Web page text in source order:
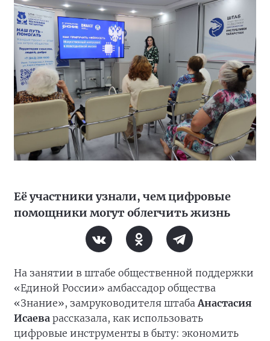
Её участники узнали, чем цифровые
помощники могут облегчить жизнь
На занятии в штабе общественной поддержки
«Единой России» амбассадор общества
«Знание», замруководителя штабаАнастасия
Исаева рассказала, как использовать
цифровые инструменты в быту: экономить